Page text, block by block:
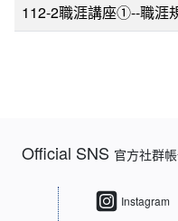
112-2職涯講座①--職涯
Official SNS 官方社群
Instagram